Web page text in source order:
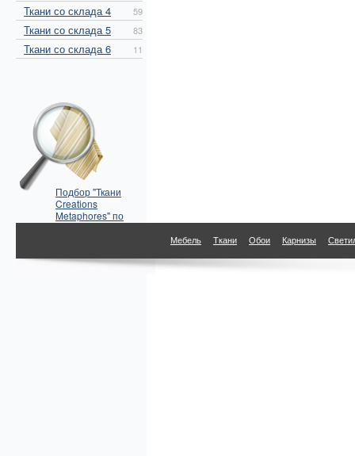
Ткани со склада 4 59
Ткани со склада 5 83
Ткани со склада 6 11
Подбор "Ткани
Creations
Metaphores" по
параметрам
Мебель Ткани Обои Карнизы